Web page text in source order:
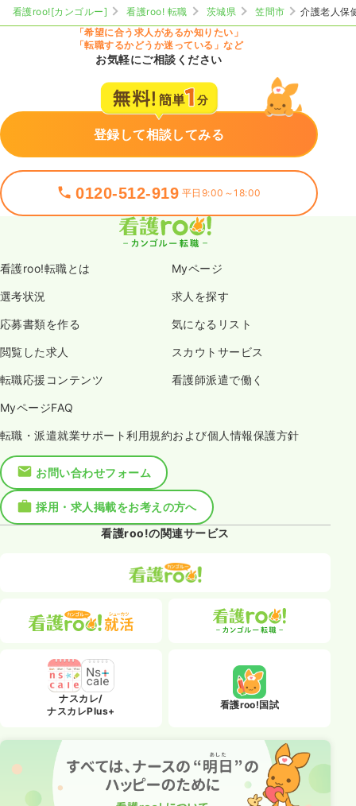
看護roo![カンゴルー] 看護roo! 転職 茨城県 笠間市
介護老人保
「希望に合う求人があるか知りたい」
「転職するかどうか迷っている」など
お気軽にご相談ください
登録して相談してみる
0120-512-919 平日9:00～18:00
看護roo!転職とは Myページ
選考状況 求人を探す
応募書類を作る 気になるリスト
閲覧した求人 スカウトサービス
転職応援コンテンツ 看護師派遣で働く
MyページFAQ
転職・派遣就業サポート利用規約および個人情報保護方針
お問い合わせフォーム
採用・求人掲載をお考えの方へ
看護roo!の関連サービス
ナスカレ/
ナスカレPlus+
看護roo!国試